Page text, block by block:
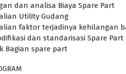
dan analisa Biaya Spare Part
Utility Gudang
faktor terjadinya kehilangan
dan standarisasi Spare Part
Bagian spare part